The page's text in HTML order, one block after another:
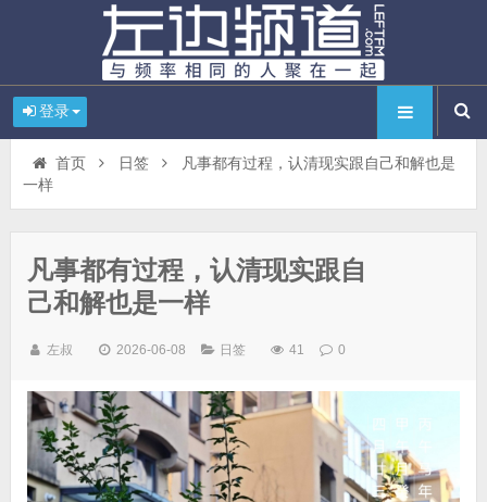
登录
首页 日签
凡事都有过程，认清现实跟自己和解也是
一样
凡事都有过程，认清现实跟自
己和解也是一样
左叔 2026-06-08 日签 41 0